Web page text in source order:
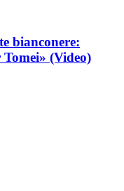
bianconere:
(Video)